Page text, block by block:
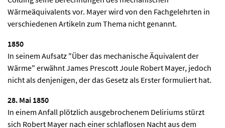
Wärmeäquivalents vor. Mayer wird von den Fachgelehrten in
verschiedenen Artikeln zum Thema nicht genannt.
1850
In seinem Aufsatz "Über das mechanische Äquivalent der
Wärme" erwähnt James Prescott Joule Robert Mayer, jedoch
nicht als denjenigen, der das Gesetz als Erster formuliert hat.
28. Mai 1850
In einem Anfall plötzlich ausgebrochenem Deliriums stürzt
sich Robert Mayer nach einer schlaflosen Nacht aus dem